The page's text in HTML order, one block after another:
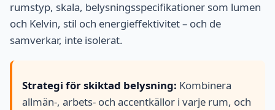
rumstyp, skala, belysningsspecifikationer som lumen
och Kelvin, stil och energieffektivitet – och de
samverkar, inte isolerat.
Strategi för skiktad belysning: Kombinera
allmän-, arbets- och accentkällor i varje rum, och